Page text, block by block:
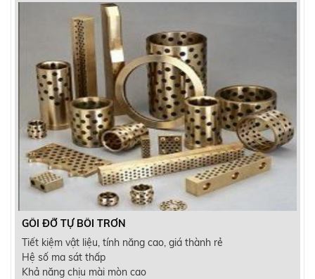
GỐI ĐỠ TỰ BÔI TRƠN
Tiết kiệm vật liệu, tính năng cao, giá thành rẻ
Hệ số ma sát thấp
Khả năng chịu mài mòn cao